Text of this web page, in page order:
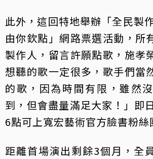
此外，這回特地舉辦「全民製
由你欽點」網路票選活動，所
製作人，留言許願點歌，施孝
想聽的歌一定很多，歌手們當
的歌，因為時間有限，雖然
到，但會盡量滿足大家！」即
6點可上寬宏藝術官方臉書粉絲
距離首場演出剩餘3個月，全